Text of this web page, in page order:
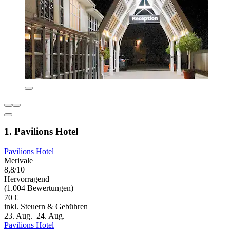
1. Pavilions Hotel
Pavilions Hotel
Merivale
8,8/10
Hervorragend
(1.004 Bewertungen)
70 €
inkl. Steuern & Gebühren
23. Aug.–24. Aug.
Pavilions Hotel